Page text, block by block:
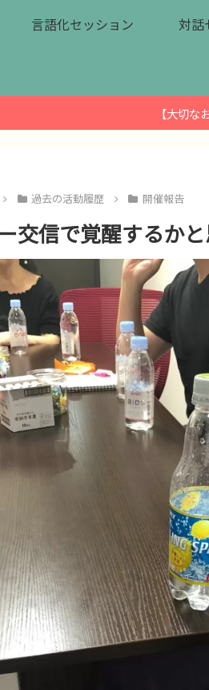
言語化セッション 対話
【大切
過去の活動履歴 開催報告
交信で覚醒するか